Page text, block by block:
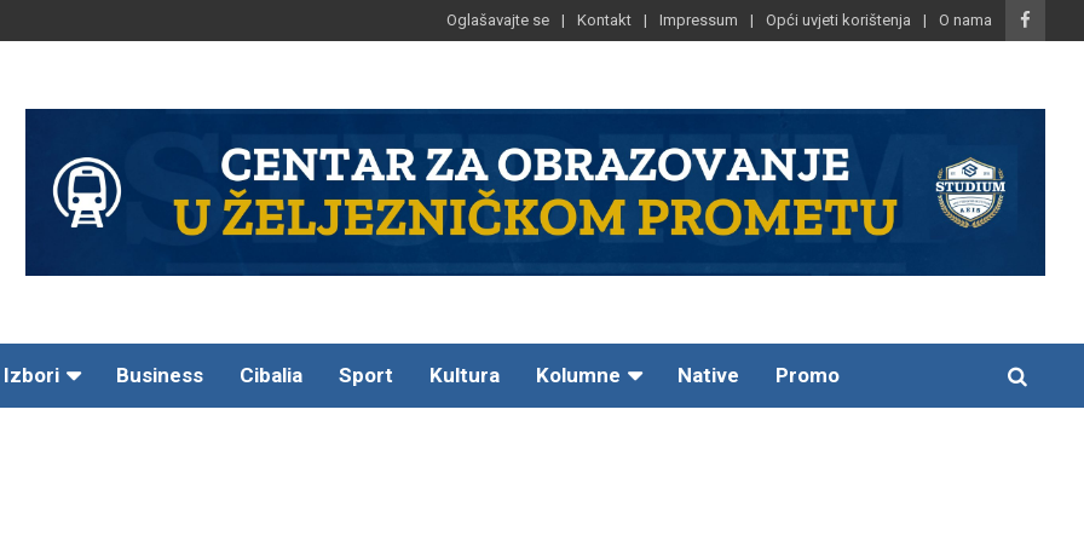
Oglašavajte se Kontakt Impressum Opći uvjeti korištenja O nama
Izbori Business Cibalia Sport Kultura Kolumne Native Promo